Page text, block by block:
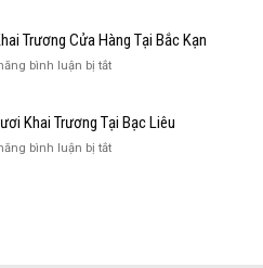
Kạn
Trương
Hàng
Liêu
Trương Cửa Hàng Tại Bắc Kạn
bình luận bị tắtở
Trương
Hàng
Khai Trương Tại Bạc Liêu
bình luận bị tắtở